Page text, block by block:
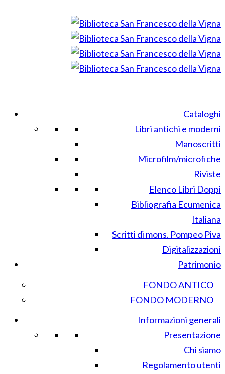
Cataloghi
Libri antichi e moderni
Manoscritti
Microfilm/microfiche
Riviste
Elenco Libri Doppi
Bibliografia Ecumenica
Italiana
Scritti di mons. Pompeo Piva
Digitalizzazioni
Patrimonio
FONDO ANTICO
FONDO MODERNO
Informazioni generali
Presentazione
Chi siamo
Regolamento utenti